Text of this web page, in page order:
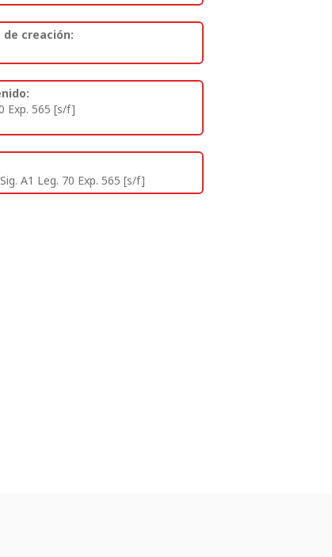
de creación:
Exp. 565 [s/f]
A1 Leg. 70 Exp. 565 [s/f]